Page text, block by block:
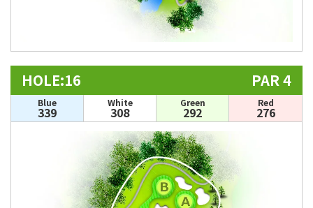
HOLE:16 PAR 4
Blue
339
White
308
Green
292
Red
276